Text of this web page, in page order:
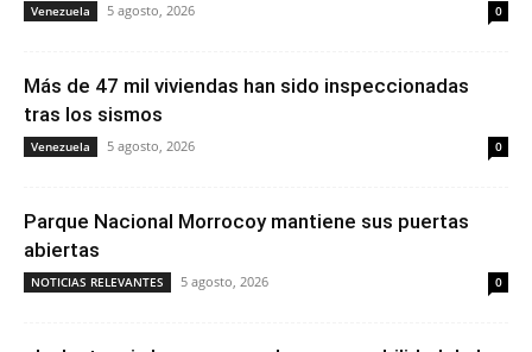
Venezuela 5 agosto, 2026 0
Más de 47 mil viviendas han sido inspeccionadas
tras los sismos
Venezuela 5 agosto, 2026 0
Parque Nacional Morrocoy mantiene sus puertas
abiertas
NOTICIAS RELEVANTES 5 agosto, 2026 0